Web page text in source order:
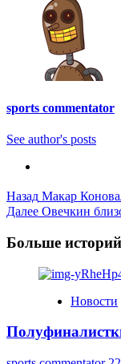
sports commentator
See author's posts
Post
Navigation
Назад Макар
Далее Овечкин
Больше историй
Новости